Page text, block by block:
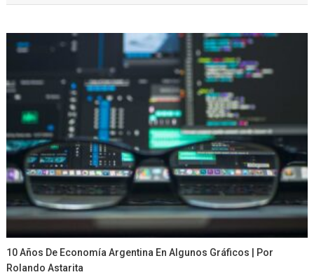
10 Años De Economía Argentina En Algunos Gráficos | Por
Rolando Astarita